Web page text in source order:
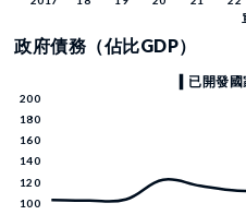
政府債務（佔比GDP）